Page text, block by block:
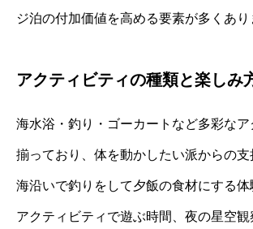
ジ泊の付加価値を高める要素が多くあり
アクティビティの種類と楽しみ
海水浴・釣り・ゴーカートなど多彩な
揃っており、体を動かしたい派からの支
海沿いで釣りをして夕飯の食材にする体
アクティビティで遊ぶ時間、夜の星空